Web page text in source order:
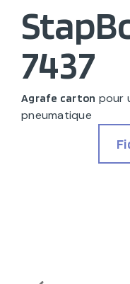
7437
Agrafe carton pour
pneumatique